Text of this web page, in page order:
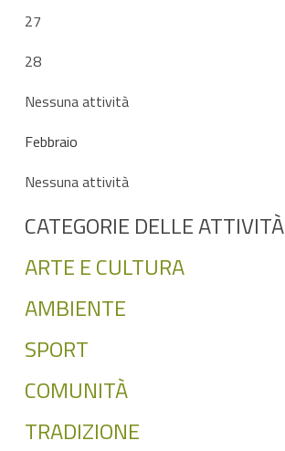
27
28
Nessuna attività
Febbraio
Nessuna attività
CATEGORIE DELLE ATTIVITÀ
ARTE E CULTURA
AMBIENTE
SPORT
COMUNITÀ
TRADIZIONE